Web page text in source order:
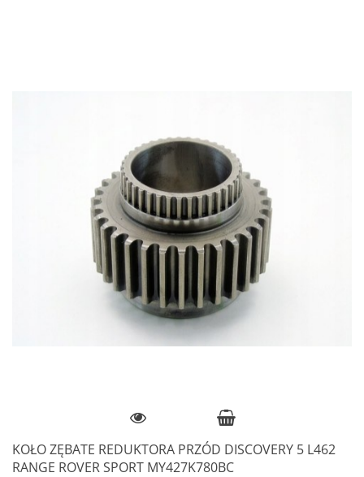
KOŁO ZĘBATE REDUKTORA PRZÓD DISCOVERY 5 L462
RANGE ROVER SPORT MY427K780BC